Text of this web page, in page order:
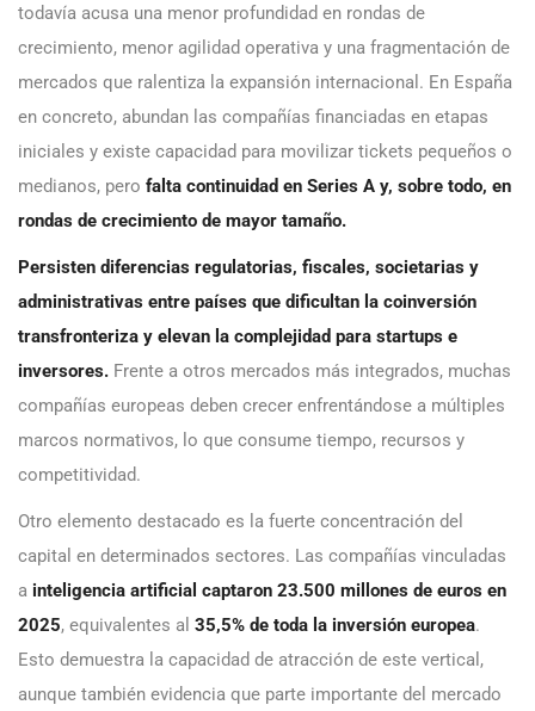
todavía acusa una menor profundidad en rondas de
crecimiento, menor agilidad operativa y una fragmentación de
mercados que ralentiza la expansión internacional. En España
en concreto, abundan las compañías financiadas en etapas
iniciales y existe capacidad para movilizar tickets pequeños o
medianos, pero falta continuidad en Series A y, sobre todo, en
rondas de crecimiento de mayor tamaño.
Persisten diferencias regulatorias, fiscales, societarias y
administrativas entre países que dificultan la coinversión
transfronteriza y elevan la complejidad para startups e
inversores. Frente a otros mercados más integrados, muchas
compañías europeas deben crecer enfrentándose a múltiples
marcos normativos, lo que consume tiempo, recursos y
competitividad.
Otro elemento destacado es la fuerte concentración del
capital en determinados sectores. Las compañías vinculadas
a inteligencia artificial captaron 23.500 millones de euros en
2025, equivalentes al 35,5% de toda la inversión europea.
Esto demuestra la capacidad de atracción de este vertical,
aunque también evidencia que parte importante del mercado